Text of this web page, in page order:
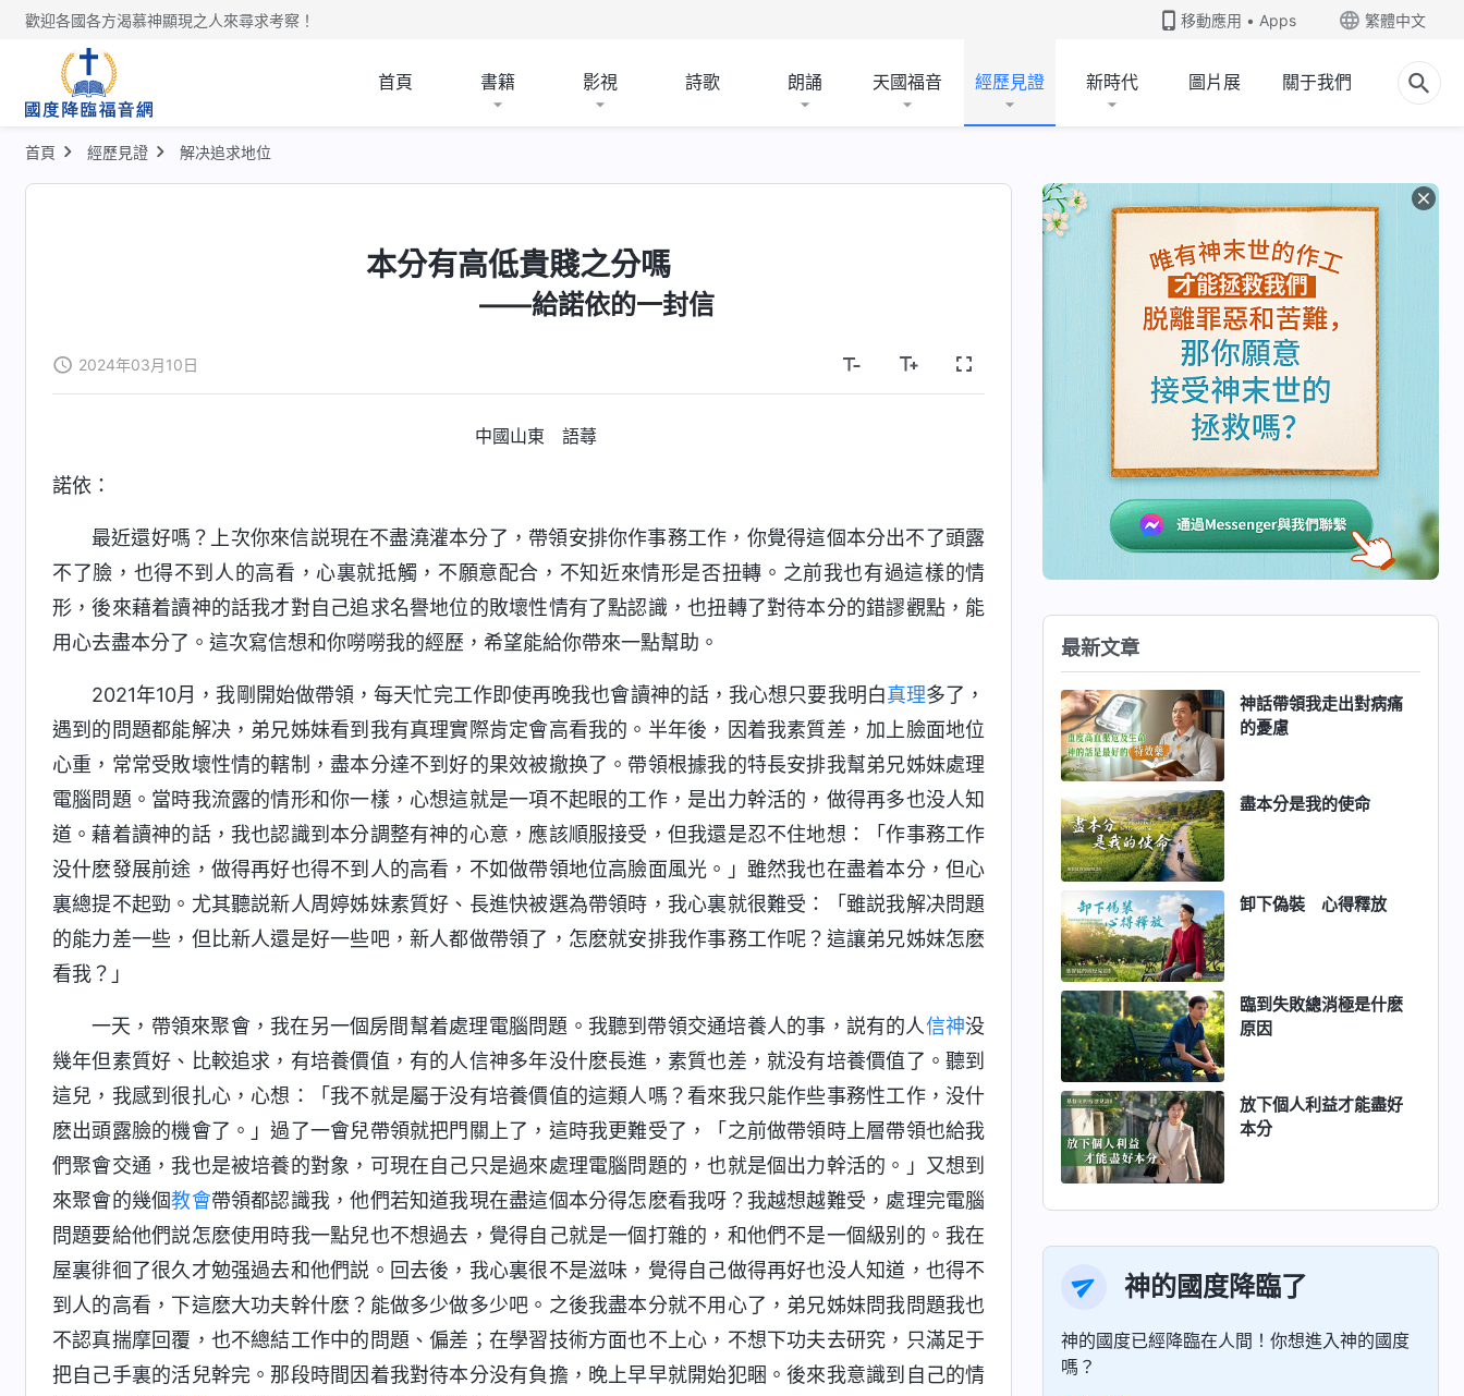
歡迎各國各方渴慕神顯現之人來尋求考察！ 移動應用 • Apps 繁體中文
首頁 書籍 影視 詩歌 朗誦 天國福音 經歷見證 新時代 圖片展 關于我們
首頁 經歷見證 解决追求地位
本分有高低貴賤之分嗎
——給諾依的一封信
2024年03月10日
中國山東 語蕁
諾依：
最近還好嗎？上次你來信説現在不盡澆灌本分了，帶領安排你作事務工作，你覺得這個本分出不了頭露
不了臉，也得不到人的高看，心裏就抵觸，不願意配合，不知近來情形是否扭轉。之前我也有過這樣的情
形，後來藉着讀神的話我才對自己追求名譽地位的敗壞性情有了點認識，也扭轉了對待本分的錯謬觀點，能
用心去盡本分了。這次寫信想和你嘮嘮我的經歷，希望能給你帶來一點幫助。
2021年10月，我剛開始做帶領，每天忙完工作即使再晚我也會讀神的話，我心想只要我明白真理多了，
遇到的問題都能解决，弟兄姊妹看到我有真理實際肯定會高看我的。半年後，因着我素質差，加上臉面地位
心重，常常受敗壞性情的轄制，盡本分達不到好的果效被撤换了。帶領根據我的特長安排我幫弟兄姊妹處理
電腦問題。當時我流露的情形和你一樣，心想這就是一項不起眼的工作，是出力幹活的，做得再多也没人知
道。藉着讀神的話，我也認識到本分調整有神的心意，應該順服接受，但我還是忍不住地想：「作事務工作
没什麽發展前途，做得再好也得不到人的高看，不如做帶領地位高臉面風光。」雖然我也在盡着本分，但心
裏總提不起勁。尤其聽説新人周婷姊妹素質好、長進快被選為帶領時，我心裏就很難受：「雖説我解决問題
的能力差一些，但比新人還是好一些吧，新人都做帶領了，怎麽就安排我作事務工作呢？這讓弟兄姊妹怎麽
看我？」
一天，帶領來聚會，我在另一個房間幫着處理電腦問題。我聽到帶領交通培養人的事，説有的人信神没
幾年但素質好、比較追求，有培養價值，有的人信神多年没什麽長進，素質也差，就没有培養價值了。聽到
這兒，我感到很扎心，心想：「我不就是屬于没有培養價值的這類人嗎？看來我只能作些事務性工作，没什
麽出頭露臉的機會了。」過了一會兒帶領就把門關上了，這時我更難受了，「之前做帶領時上層帶領也給我
們聚會交通，我也是被培養的對象，可現在自己只是過來處理電腦問題的，也就是個出力幹活的。」又想到
來聚會的幾個教會帶領都認識我，他們若知道我現在盡這個本分得怎麽看我呀？我越想越難受，處理完電腦
問題要給他們説怎麽使用時我一點兒也不想過去，覺得自己就是一個打雜的，和他們不是一個級别的。我在
屋裏徘徊了很久才勉强過去和他們説。回去後，我心裏很不是滋味，覺得自己做得再好也没人知道，也得不
到人的高看，下這麽大功夫幹什麽？能做多少做多少吧。之後我盡本分就不用心了，弟兄姊妹問我問題我也
不認真揣摩回覆，也不總結工作中的問題、偏差；在學習技術方面也不上心，不想下功夫去研究，只滿足于
把自己手裏的活兒幹完。那段時間因着我對待本分没有負擔，晚上早早就開始犯睏。後來我意識到自己的情
最新文章
神話帶領我走出對病痛
的憂慮
盡本分是我的使命
卸下偽裝 心得釋放
臨到失敗總消極是什麽
原因
放下個人利益才能盡好
本分
神的國度降臨了
神的國度已經降臨在人間！你想進入神的國度
嗎？